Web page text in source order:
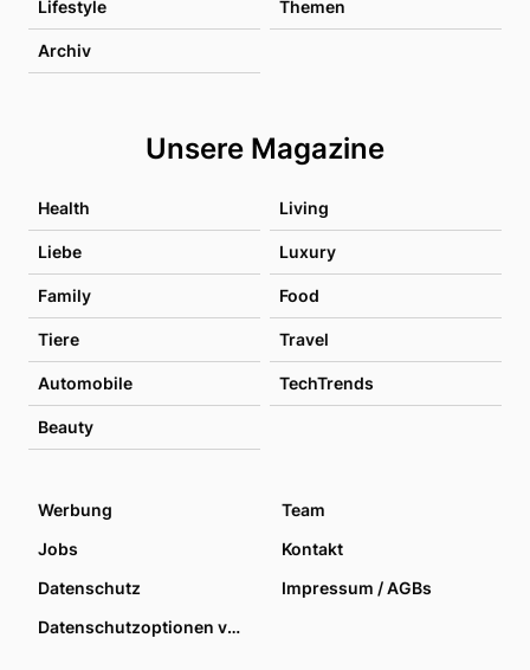
Lifestyle Themen
Archiv
Unsere Magazine
Health Living
Liebe Luxury
Family Food
Tiere Travel
Automobile TechTrends
Beauty
Werbung
Team
Jobs
Kontakt
Datenschutz
Impressum / AGBs
Datenschutzoptionen verwalten